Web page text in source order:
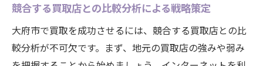
競合する買取店との比較分析による戦略策定
大府市で買取を成功させるには、競合する買取店との比
較分析が不可欠です。まず、地元の買取店の強みや弱み